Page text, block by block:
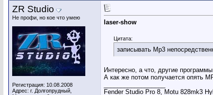
ZR Studio
Не профи, но кое что умею
Регистрация: 10.08.2008
Адрес: г. Долгопрудный,
laser-show
Цитата:
записывать Mp3
Интересно, а что, другие
А как же потом получается опять
Fender Studio Pro 8, Motu 828mk3